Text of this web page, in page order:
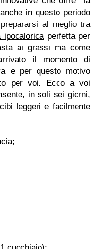
in questo periodo
al meglio tra
ipocaloricaperfetta per
ai grassi ma come
il momento di
e per questo motivo
per voi. Ecco a voi
in soli sei giorni,
leggeri e facilmente